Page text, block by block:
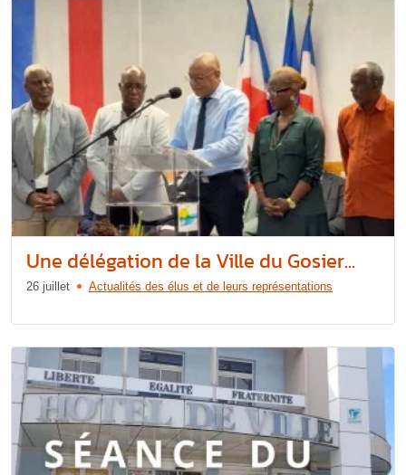
Une délégation de la Ville du Gosier...
26 juillet Actualités des élus et de leurs représentations